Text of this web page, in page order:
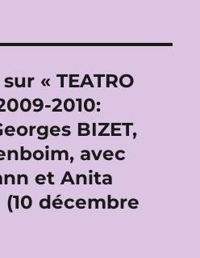
« TEATRO
2010:
BIZET,
avec
et Anita
décembre